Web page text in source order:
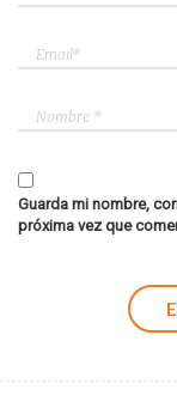
Guarda mi nombre,
próxima vez que